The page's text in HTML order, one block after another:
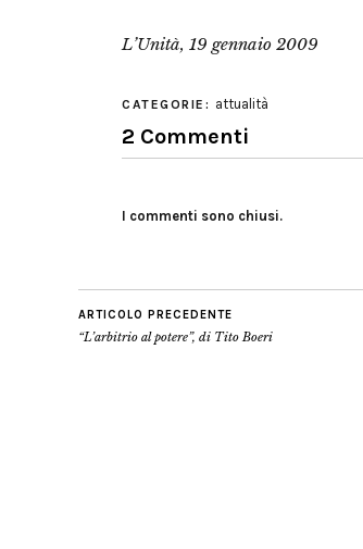
L’Unità, 19 gennaio 2009
CATEGORIE: attualità
2 Commenti
I commenti sono chiusi.
ARTICOLO PRECEDENTE
“L’arbitrio al potere”, di Tito Boeri